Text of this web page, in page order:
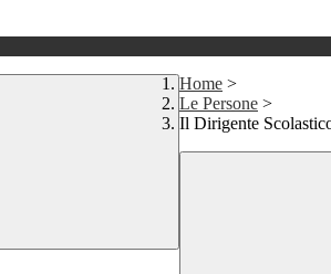
Home >
Le Persone >
Il Dirigente